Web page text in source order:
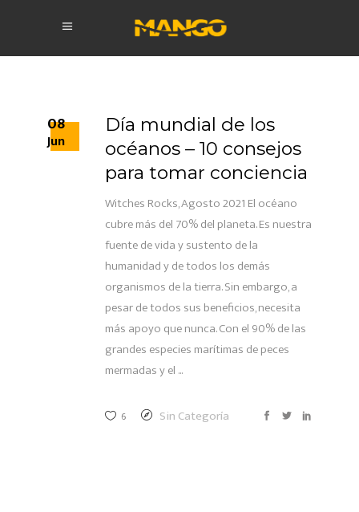
08
Jun
Día mundial de los
océanos – 10 consejos
para tomar conciencia
Witches Rocks, Agosto 2021 El océano
cubre más del 70% del planeta. Es nuestra
fuente de vida y sustento de la
humanidad y de todos los demás
organismos de la tierra. Sin embargo, a
pesar de todos sus beneficios, necesita
más apoyo que nunca. Con el 90% de las
grandes especies marítimas de peces
mermadas y el
6 Sin Categoría